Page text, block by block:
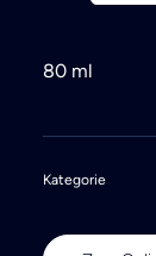
80 ml
Kategorie